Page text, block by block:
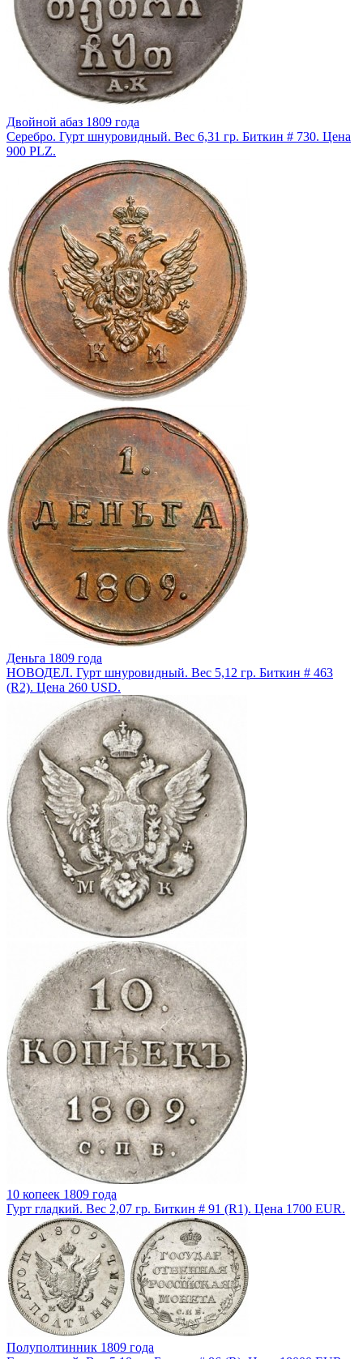
Двойной абаз 1809 года
Серебро. Гурт шнуровидный. Вес 6,31 гр. Биткин # 730. Цена
900 PLZ.
Деньга 1809 года
НОВОДЕЛ. Гурт шнуровидный. Вес 5,12 гр. Биткин # 463
(R2). Цена 260 USD.
10 копеек 1809 года
Гурт гладкий. Вес 2,07 гр. Биткин # 91 (R1). Цена 1700 EUR.
Полуполтинник 1809 года